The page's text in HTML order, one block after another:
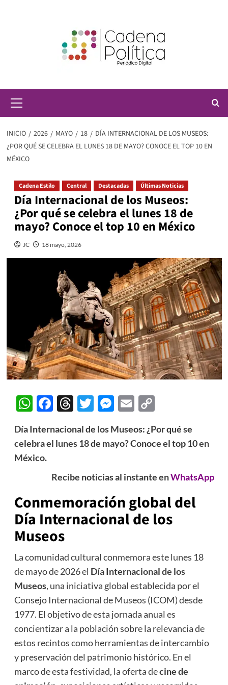
principal
INICIO 2026 MAYO 18
DÍA INTERNACIONAL DE LOS MUSEOS:
¿POR QUÉ SE CELEBRA EL LUNES 18 DE MAYO? CONOCE EL TOP 10 EN
MÉXICO
Cadena Estilo Central Destacadas Últimas Noticias
Día Internacional de los Museos:
¿Por qué se celebra el lunes 18 de
mayo? Conoce el top 10 en México
JC 18 mayo, 2026
WhatsApp
Facebook
Threads
Twitter
Messenger
EmailCopy
Día Internacional de los Museos: ¿Por qué se
celebra el lunes 18 de mayo? Conoce el top 10 en
México.
Recibe noticias al instante enWhatsApp
Conmemoración global del
Día Internacional de los
Museos
La comunidad cultural conmemora este lunes 18
de mayo de 2026 el Día Internacional de los
Museos, una iniciativa global establecida por el
Consejo Internacional de Museos (ICOM) desde
1977. El objetivo de esta jornada anual es
concientizar a la población sobre la relevancia de
estos recintos como herramientas de intercambio
y preservación del patrimonio histórico. En el
marco de esta festividad, la oferta decine de